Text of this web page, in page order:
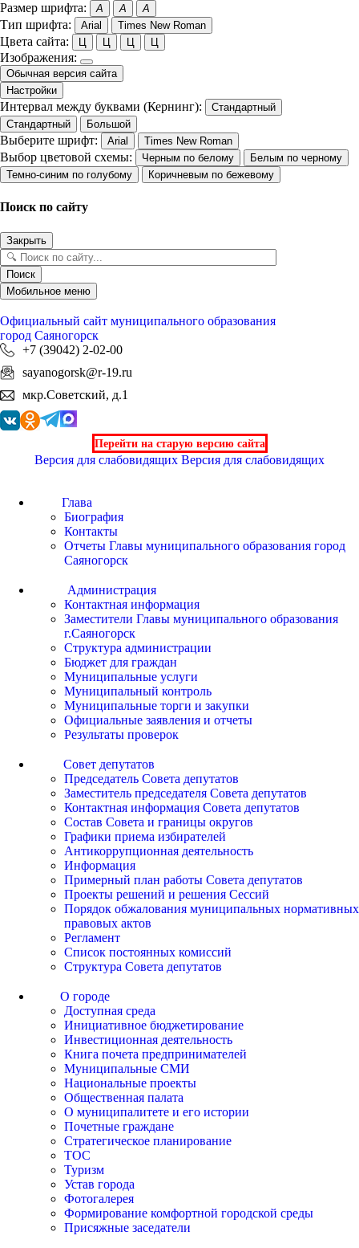
Размер шрифта: A A A
Тип шрифта: Arial Times New Roman
Цвета сайта: Ц Ц Ц Ц
Изображения:
Обычная версия сайта
Настройки
Интервал между буквами (Кернинг):
Стандартный
Стандартный
Большой
Выберите шрифт: Arial Times New Roman
Выбор цветовой схемы: Черным по белому
Белым по черному
Темно-синим по голубому
Коричневым по бежевому
Поиск по сайту
Закрыть
Поиск
Мобильное меню
Официальный сайт муниципального образования
город Саяногорск
+7 (39042) 2-02-00
sayanogorsk@r-19.ru
мкр.Советский, д.1
Перейти на старую версию сайта
Версия для слабовидящих Версия для слабовидящих
Глава
Биография
Контакты
Отчеты Главы муниципального образования город
Саяногорск
Администрация
Контактная информация
Заместители Главы муниципального образования
г.Саяногорск
Структура администрации
Бюджет для граждан
Муниципальные услуги
Муниципальный контроль
Муниципальные торги и закупки
Официальные заявления и отчеты
Результаты проверок
Совет депутатов
Председатель Совета депутатов
Заместитель председателя Совета депутатов
Контактная информация Совета депутатов
Состав Совета и границы округов
Графики приема избирателей
Антикоррупционная деятельность
Информация
Примерный план работы Совета депутатов
Проекты решений и решения Сессий
Порядок обжалования муниципальных нормативных
правовых актов
Регламент
Список постоянных комиссий
Структура Совета депутатов
О городе
Доступная среда
Инициативное бюджетирование
Инвестиционная деятельность
Книга почета предпринимателей
Муниципальные СМИ
Национальные проекты
Общественная палата
О муниципалитете и его истории
Почетные граждане
Стратегическое планирование
ТОС
Туризм
Устав города
Фотогалерея
Формирование комфортной городской среды
Присяжные заседатели